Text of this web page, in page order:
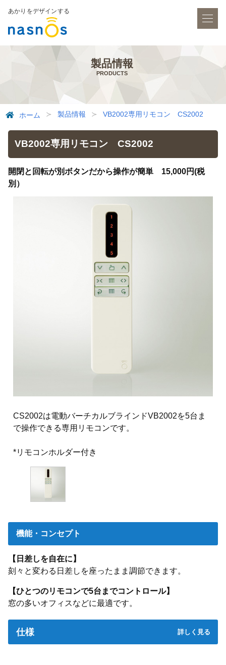
あかりをデザインする
製品情報
PRODUCTS
ホーム 製品情報 VB2002専用リモコン CS2002
VB2002専用リモコン CS2002
開閉と回転が別ボタンだから操作が簡単 15,000円(税
別）
CS2002は電動バーチカルブラインドVB2002を5台ま
で操作できる専用リモコンです。
*リモコンホルダー付き
機能・コンセプト
【日差しを自在に】
刻々と変わる日差しを座ったまま調節できます。
【ひとつのリモコンで5台までコントロール】
窓の多いオフィスなどに最適です。
仕様